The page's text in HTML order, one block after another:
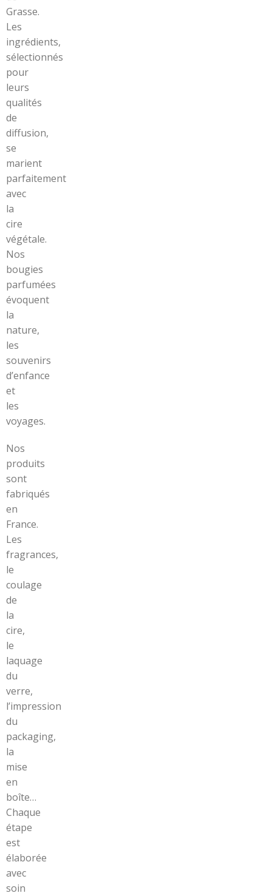
Grasse.
Les
ingrédients,
sélectionnés
pour
leurs
qualités
de
diffusion,
se
marient
parfaitement
avec
la
cire
végétale.
Nos
bougies
parfumées
évoquent
la
nature,
les
souvenirs
d’enfance
et
les
voyages.
Nos
produits
sont
fabriqués
en
France.
Les
fragrances,
le
coulage
de
la
cire,
le
laquage
du
verre,
l’impression
du
packaging,
la
mise
en
boîte…
Chaque
étape
est
élaborée
avec
soin